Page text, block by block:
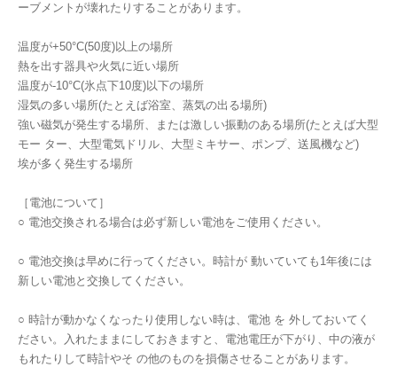
ーブメントが壊れたりすることがあります。
温度が+50°C(50度)以上の場所
熱を出す器具や火気に近い場所
温度が-10°C(氷点下10度)以下の場所
湿気の多い場所(たとえば浴室、蒸気の出る場所)
強い磁気が発生する場所、または激しい振動のある場所(たとえば大型
モー ター、大型電気ドリル、大型ミキサー、ポンプ、送風機など)
埃が多く発生する場所
［電池について］
○ 電池交換される場合は必ず新しい電池をご使用ください。
○ 電池交換は早めに行ってください。時計が 動いていても1年後には
新しい電池と交換してください。
○ 時計が動かなくなったり使用しない時は、電池 を 外しておいてく
ださい。入れたままにしておきますと、電池電圧が下がり、中の液が
もれたりして時計やそ の他のものを損傷させることがあります。